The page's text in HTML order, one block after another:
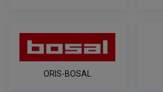
ORIS-BOSAL